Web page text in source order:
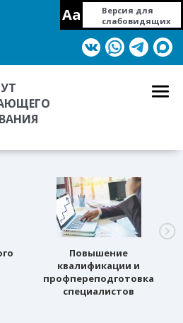
Aa
Версия для
слабовидящих
Повышение
квалификации и
профпереподготовка
специалистов